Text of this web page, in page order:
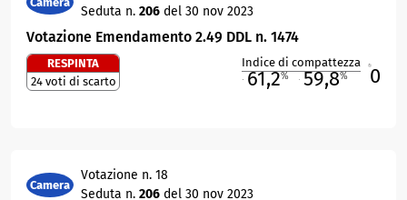
Seduta n. 206 del 30 nov 2023
Votazione Emendamento 2.49 DDL n. 1474
RESPINTA
24 voti di scarto
Indice di compattezza
61,2% 59,8% 0
Camera
Votazione n. 18
Seduta n. 206 del 30 nov 2023